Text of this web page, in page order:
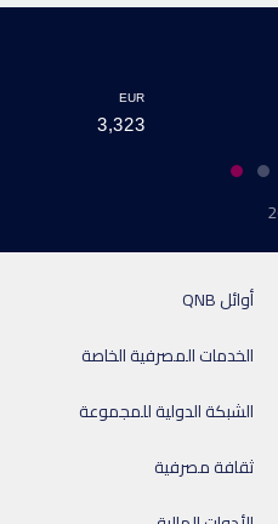
EUR
3,323
أوائل QNB
الخدمات المصرفية الخاصة
الشبكة الدولية للمجموعة
ثقافة مصرفية